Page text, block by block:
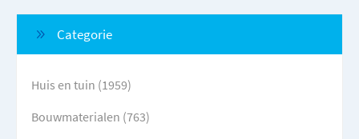
Categorie
Huis en tuin (1959)
Bouwmaterialen (763)